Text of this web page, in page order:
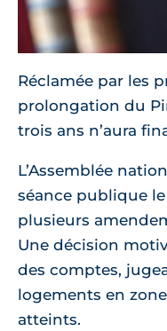
Réclamée par les
prolongation du
trois ans n’aura
L’Assemblée
séance publique
plusieurs
Une décision
des comptes,
logements en
atteints.